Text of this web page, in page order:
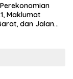
Maklumat
dan Jalan